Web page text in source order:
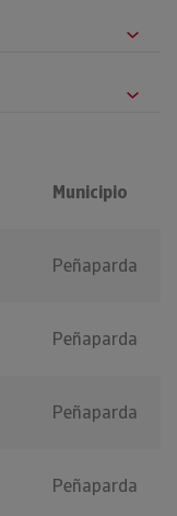
Municipio
Peñaparda
Peñaparda
Peñaparda
Peñaparda